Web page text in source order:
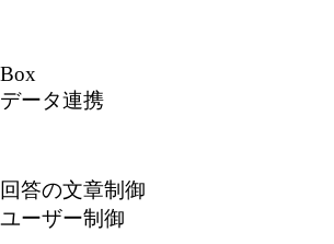
Box
データ連携
回答の文章制御
ユーザー制御